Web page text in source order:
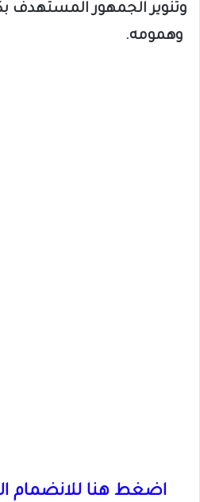
وتنوير الجمهور المستهدف
وهمومه.
اضغط هنا للانضمام